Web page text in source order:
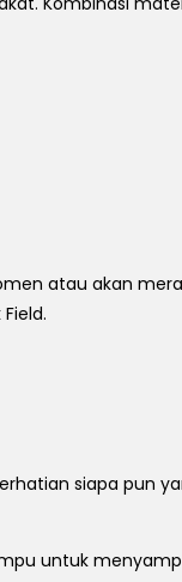
atau akan
siapa pun
untuk